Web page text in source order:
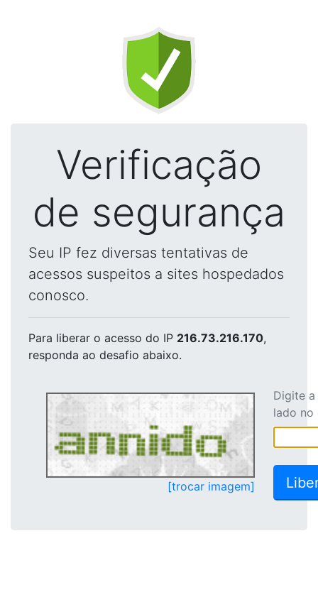
Verificação
de segurança
Seu IP fez diversas tentativas de
acessos suspeitos a sites hospedados
conosco.
Para liberar o acesso do IP 216.73.216.170,
responda ao desafio abaixo.
[trocar imagem]
Digite
lado no